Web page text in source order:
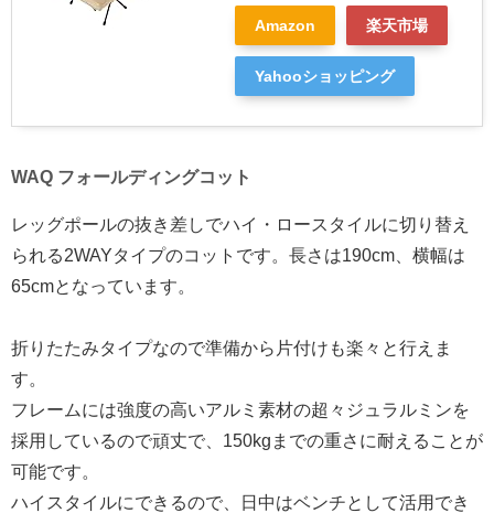
Amazon 楽天市場
Yahooショッピング
WAQ フォールディングコット
レッグポールの抜き差しでハイ・ロースタイルに切り替え
られる2WAYタイプのコットです。長さは190cm、横幅は
65cmとなっています。
折りたたみタイプなので準備から片付けも楽々と行えま
す。
フレームには強度の高いアルミ素材の超々ジュラルミンを
採用しているので頑丈で、150kgまでの重さに耐えることが
可能です。
ハイスタイルにできるので、日中はベンチとして活用でき